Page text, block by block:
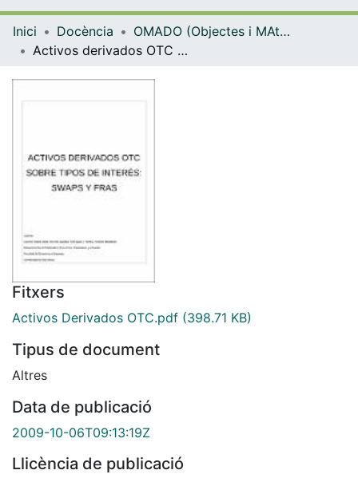
Navega per tot el DD
Inici Docència
OMADO (Objectes i MAterials DOcents)
Activos derivados OTC sobre tipos de interés: Swaps y FRAs
Fitxers
Activos Derivados OTC.pdf (398.71 KB)
Tipus de document
Altres
Data de publicació
2009-10-06T09:13:19Z
Llicència de publicació